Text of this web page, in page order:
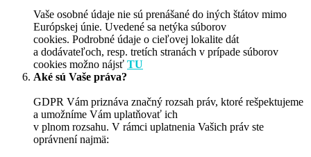
Vaše osobné údaje nie sú prenášané do iných štátov mimo
Európskej únie. Uvedené sa netýka súborov
cookies. Podrobné údaje o cieľovej lokalite dát
a dodávateľoch, resp. tretích stranách v prípade súborov
cookies možno nájsť TU
Aké sú Vaše práva?
GDPR Vám priznáva značný rozsah práv, ktoré rešpektujeme
a umožníme Vám uplatňovať ich
v plnom rozsahu. V rámci uplatnenia Vašich práv ste
oprávnení najmä: